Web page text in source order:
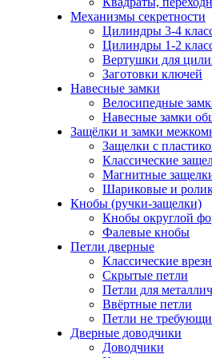
Механизмы секретности
Цилиндры 3-4
Цилиндры 1-2
Вертушки для
Заготовки ключей
Навесные замки
Велосипедные
Навесные замки
Защёлки и замки
Защелки с
Классические
Магнитные
Шариковые и
Кнобы (ручки-защелки)
Кнобы округлой
Фалевые кнобы
Петли дверные
Классические
Скрытые петли
Петли для
Ввёртные петли
Петли не
Дверные доводчики
Доводчики